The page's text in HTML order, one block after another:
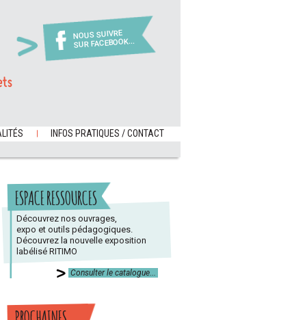
NOUS SUIVRE
SUR FACEBOOK...
INFOS PRATIQUES / CONTACT
ESPACE RESSOURCES
Découvrez nos ouvrages,
expo et outils pédagogiques.
Découvrez la nouvelle exposition
labélisé RITIMO
Consulter le catalogue...